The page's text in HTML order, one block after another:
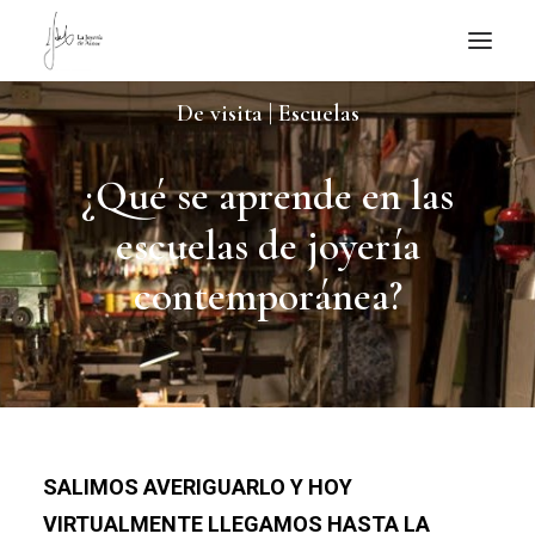
NOTICIAS DE JOYERÍA CONTEMPORÁNEA
NOVEDADES
DE VISITA
APUNTES
QUIÉN SOY
De visita | Escuelas
¿Qué se aprende en las
escuelas de joyería
contemporánea?
SALIMOS AVERIGUARLO Y HOY
VIRTUALMENTE LLEGAMOS HASTA LA